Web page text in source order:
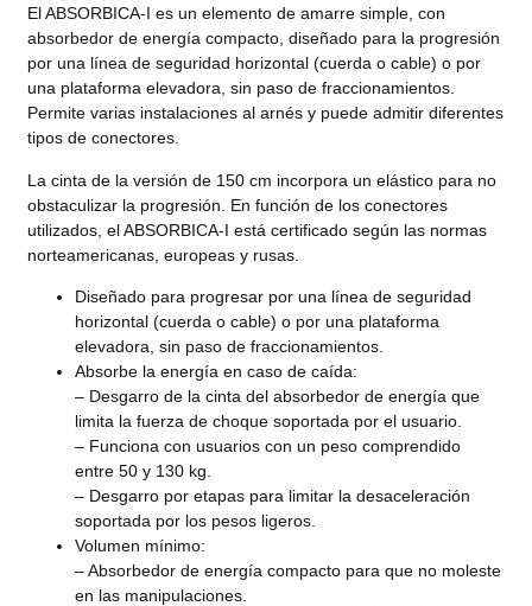
El ABSORBICA-I es un elemento de amarre simple, con
absorbedor de energía compacto, diseñado para la progresión
por una línea de seguridad horizontal (cuerda o cable) o por
una plataforma elevadora, sin paso de fraccionamientos.
Permite varias instalaciones al arnés y puede admitir diferentes
tipos de conectores.
La cinta de la versión de 150 cm incorpora un elástico para no
obstaculizar la progresión. En función de los conectores
utilizados, el ABSORBICA-I está certificado según las normas
norteamericanas, europeas y rusas.
Diseñado para progresar por una línea de seguridad
horizontal (cuerda o cable) o por una plataforma
elevadora, sin paso de fraccionamientos.
Absorbe la energía en caso de caída:
– Desgarro de la cinta del absorbedor de energía que
limita la fuerza de choque soportada por el usuario.
– Funciona con usuarios con un peso comprendido
entre 50 y 130 kg.
– Desgarro por etapas para limitar la desaceleración
soportada por los pesos ligeros.
Volumen mínimo:
– Absorbedor de energía compacto para que no moleste
en las manipulaciones.